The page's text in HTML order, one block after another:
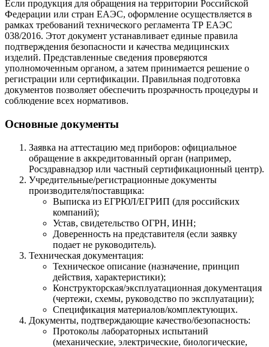
Если продукция для обращения на территории Российской
Федерации или стран ЕАЭС, оформление осуществляется в
рамках требований технического регламента ТР ЕАЭС
038/2016. Этот документ устанавливает единые правила
подтверждения безопасности и качества медицинских
изделий. Представленные сведения проверяются
уполномоченным органом, а затем принимается решение о
регистрации или сертификации. Правильная подготовка
документов позволяет обеспечить прозрачность процедуры и
соблюдение всех нормативов.
Основные документы
Заявка на аттестацию мед приборов: официальное
обращение в аккредитованный орган (например,
Росздравнадзор или частный сертификационный центр).
Учредительные/регистрационные документы
производителя/поставщика:
Выписка из ЕГРЮЛ/ЕГРИП (для российских
компаний);
Устав, свидетельство ОГРН, ИНН;
Доверенность на представителя (если заявку
подает не руководитель).
Техническая документация:
Техническое описание (назначение, принцип
действия, характеристики);
Конструкторская/эксплуатационная документация
(чертежи, схемы, руководство по эксплуатации);
Спецификация материалов/комплектующих.
Документы, подтверждающие качество/безопасность:
Протоколы лабораторных испытаний
(механические, электрические, биологические,